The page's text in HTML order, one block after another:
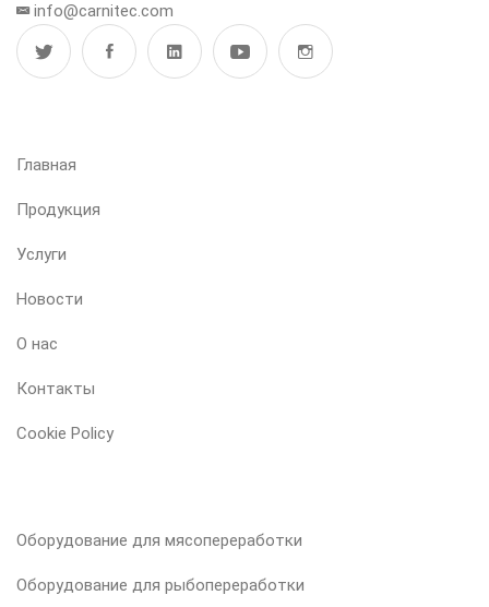
info@carnitec.com
Главная
Продукция
Услуги
Новости
О нас
Контакты
Cookie Policy
Оборудование для мясопереработки
Оборудование для рыбопереработки